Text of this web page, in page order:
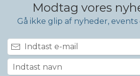
Modtag vores
Gå ikke glip af nyheder,